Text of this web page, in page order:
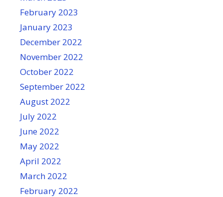
February 2023
January 2023
December 2022
November 2022
October 2022
September 2022
August 2022
July 2022
June 2022
May 2022
April 2022
March 2022
February 2022